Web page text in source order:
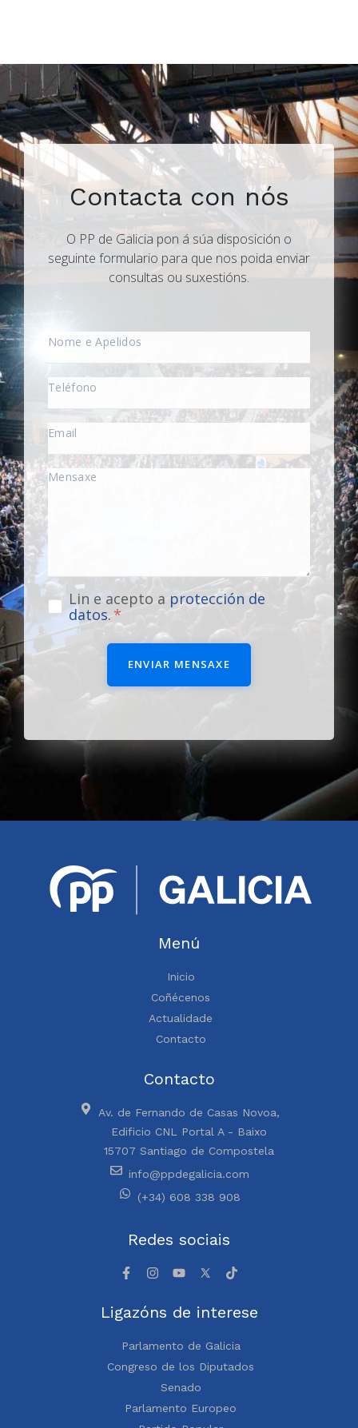
Contacta con nós
O PP de Galicia pon á súa disposición o
seguinte formulario para que nos poida enviar
consultas ou suxestións.
Lin e acepto a protección de
datos.
ENVIAR MENSAXE
Menú
Inicio
Coñécenos
Actualidade
Contacto
Contacto
Av. de Fernando de Casas Novoa,
Edificio CNL Portal A - Baixo
15707 Santiago de Compostela
info@ppdegalicia.com
(+34) 608 338 908
Redes sociais
Ligazóns de interese
Parlamento de Galicia
Congreso de los Diputados
Senado
Parlamento Europeo